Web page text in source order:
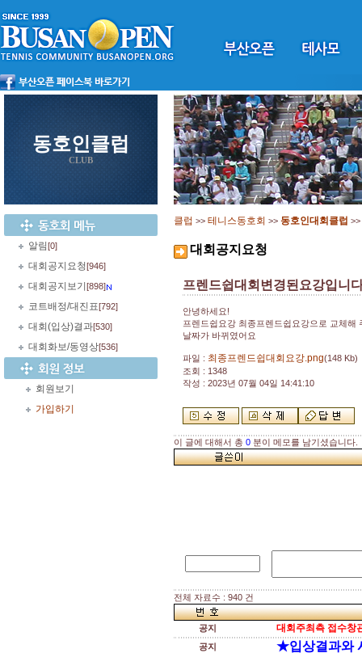
동호인클럽
CLUB
알림[0]
대회공지요청[946]
대회공지보기 [898]
코트배정/대진표[792]
대회(입상)결과[530]
대회화보/동영상[536]
회원보기
가입하기
클럽 >> 테니스동호회 >> 동호인대회클럽 >>
대회공지요청
프렌드쉽대회변경된요강입니
안녕하세요!
프렌드쉽요강 최종프렌드쉽요강으로 교체해
날짜가 바뀌였어요
파일 : 최종프렌드쉽대회요강.png(148 Kb)
조회 : 1348
작성 : 2023년 07월 04일 14:41:10
이 글에 대해서 총 0 분이 메모를 남기셨습니다.
전체 자료수 : 940 건
공지 대회주최측 접수창
공지 ★입상결과와